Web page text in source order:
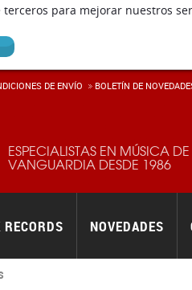
terceros para mejorar nuestros
ESPECIALISTAS EN MÚSICA DE
VANGUARDIA DESDE 1986
NOVEDADES
DE ENVÍ­O BOLETÍN DE